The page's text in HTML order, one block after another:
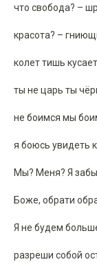
что свобода? –
красота? –
колет тишь
ты не царь ты
не боимся мы
я боюсь увидеть
Мы? Меня? Я
Боже, обрати
Я не будем
разреши собой